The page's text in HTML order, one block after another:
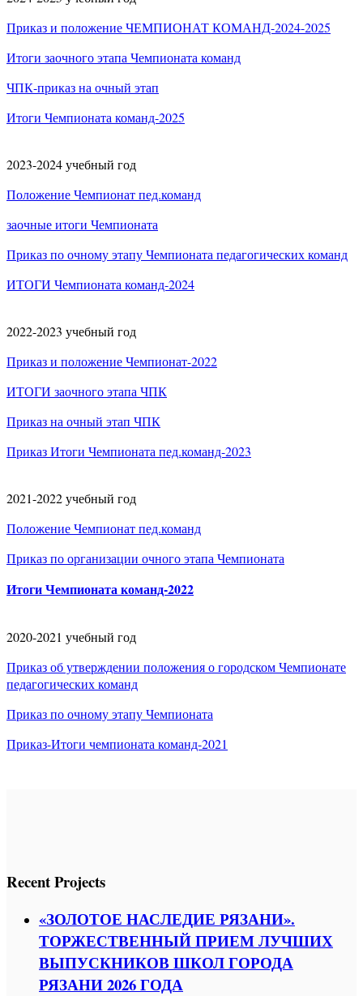
Приказ и положение ЧЕМПИОНАТ КОМАНД-2024-2025
Итоги заочного этапа Чемпионата команд
ЧПК-приказ на очный этап
Итоги Чемпионата команд-2025
2023-2024 учебный год
Положение Чемпионат пед.команд
заочные итоги Чемпионата
Приказ по очному этапу Чемпионата педагогических команд
ИТОГИ Чемпионата команд-2024
2022-2023 учебный год
Приказ и положение Чемпионат-2022
ИТОГИ заочного этапа ЧПК
Приказ на очный этап ЧПК
Приказ Итоги Чемпионата пед.команд-2023
2021-2022 учебный год
Положение Чемпионат пед.команд
Приказ по организации очного этапа Чемпионата
Итоги Чемпионата команд-2022
2020-2021 учебный год
Приказ об утверждении положения о городском Чемпионате
педагогических команд
Приказ по очному этапу Чемпионата
Приказ-Итоги чемпионата команд-2021
Recent Projects
«ЗОЛОТОЕ НАСЛЕДИЕ РЯЗАНИ».
ТОРЖЕСТВЕННЫЙ ПРИЕМ ЛУЧШИХ
ВЫПУСКНИКОВ ШКОЛ ГОРОДА
РЯЗАНИ 2026 ГОДА